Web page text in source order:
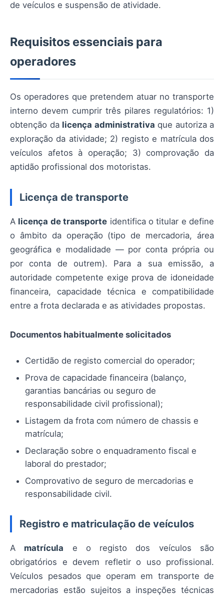
de veículos e suspensão de atividade.
Requisitos essenciais para
operadores
Os operadores que pretendem atuar no transporte
interno devem cumprir três pilares regulatórios: 1)
obtenção da licença administrativa que autoriza a
exploração da atividade; 2) registo e matrícula dos
veículos afetos à operação; 3) comprovação da
aptidão profissional dos motoristas.
Licença de transporte
A licença de transporte identifica o titular e define
o âmbito da operação (tipo de mercadoria, área
geográfica e modalidade — por conta própria ou
por conta de outrem). Para a sua emissão, a
autoridade competente exige prova de idoneidade
financeira, capacidade técnica e compatibilidade
entre a frota declarada e as atividades propostas.
Documentos habitualmente solicitados
Certidão de registo comercial do operador;
Prova de capacidade financeira (balanço,
garantias bancárias ou seguro de
responsabilidade civil profissional);
Listagem da frota com número de chassis e
matrícula;
Declaração sobre o enquadramento fiscal e
laboral do prestador;
Comprovativo de seguro de mercadorias e
responsabilidade civil.
Registro e matriculação de veículos
A matrícula e o registo dos veículos são
obrigatórios e devem refletir o uso profissional.
Veículos pesados que operam em transporte de
mercadorias estão sujeitos a inspeções técnicas